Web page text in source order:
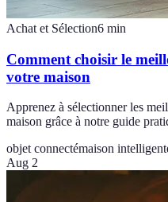
Achat et Sélection6 min
Comment choisir le
votre maison
Apprenez à sélectionner les
maison grâce à notre guide
objet connectémaison
Aug 2